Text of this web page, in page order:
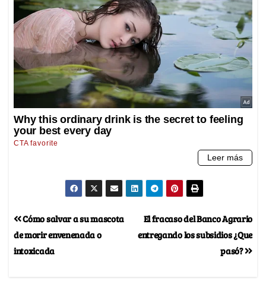
El fracaso del Banco Agrario
entregando los subsidios ¿Que
pasó?
Cómo salvar a su mascota
de morir envenenada o
intoxicada